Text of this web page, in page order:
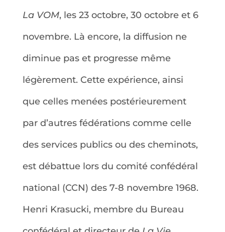
La VOM, les 23 octobre, 30 octobre et 6
novembre. Là encore, la diffusion ne
diminue pas et progresse même
légèrement. Cette expérience, ainsi
que celles menées postérieurement
par d’autres fédérations comme celle
des services publics ou des cheminots,
est débattue lors du comité confédéral
national (CCN) des 7-8 novembre 1968.
Henri Krasucki, membre du Bureau